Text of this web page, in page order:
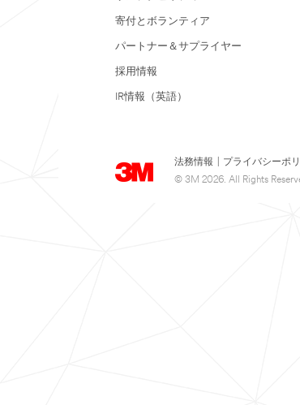
寄付とボランティア
パートナー＆サプライヤー
採用情報
IR情報（英語）
法務情報 プライバシーポ
© 3M 2026. All Rights